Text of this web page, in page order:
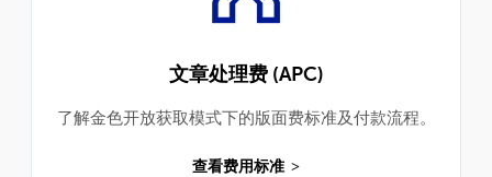
文章处理费 (APC)
了解金色开放获取模式下的版面费标准及付款流程。
查看费用标准